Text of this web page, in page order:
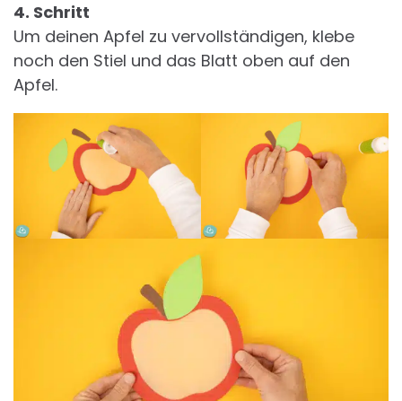
4. Schritt
Um deinen Apfel zu vervollständigen, klebe
noch den Stiel und das Blatt oben auf den
Apfel.